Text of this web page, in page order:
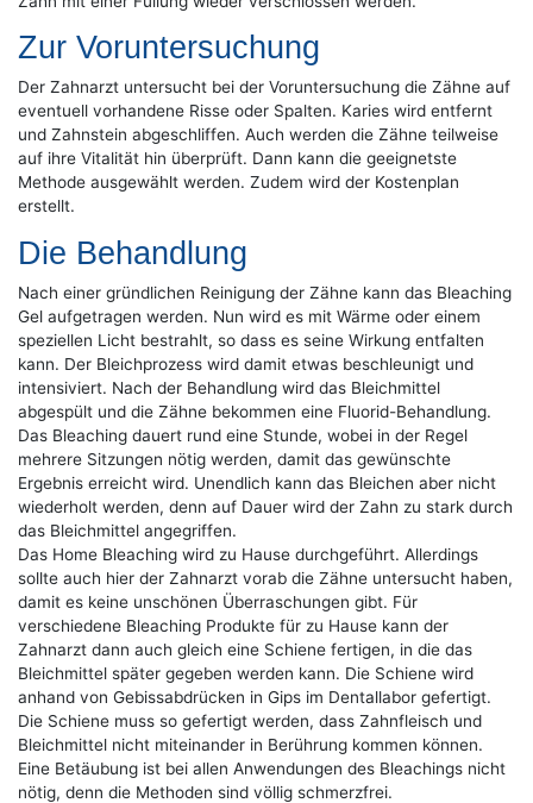
Zur Voruntersuchung
Der Zahnarzt untersucht bei der Voruntersuchung die Zähne auf
eventuell vorhandene Risse oder Spalten. Karies wird entfernt
und Zahnstein abgeschliffen. Auch werden die Zähne teilweise
auf ihre Vitalität hin überprüft. Dann kann die geeignetste
Methode ausgewählt werden. Zudem wird der Kostenplan
erstellt.
Die Behandlung
Nach einer gründlichen Reinigung der Zähne kann das Bleaching
Gel aufgetragen werden. Nun wird es mit Wärme oder einem
speziellen Licht bestrahlt, so dass es seine Wirkung entfalten
kann. Der Bleichprozess wird damit etwas beschleunigt und
intensiviert. Nach der Behandlung wird das Bleichmittel
abgespült und die Zähne bekommen eine Fluorid-Behandlung.
Das Bleaching dauert rund eine Stunde, wobei in der Regel
mehrere Sitzungen nötig werden, damit das gewünschte
Ergebnis erreicht wird. Unendlich kann das Bleichen aber nicht
wiederholt werden, denn auf Dauer wird der Zahn zu stark durch
das Bleichmittel angegriffen.
Das Home Bleaching wird zu Hause durchgeführt. Allerdings
sollte auch hier der Zahnarzt vorab die Zähne untersucht haben,
damit es keine unschönen Überraschungen gibt. Für
verschiedene Bleaching Produkte für zu Hause kann der
Zahnarzt dann auch gleich eine Schiene fertigen, in die das
Bleichmittel später gegeben werden kann. Die Schiene wird
anhand von Gebissabdrücken in Gips im Dentallabor gefertigt.
Die Schiene muss so gefertigt werden, dass Zahnfleisch und
Bleichmittel nicht miteinander in Berührung kommen können.
Eine Betäubung ist bei allen Anwendungen des Bleachings nicht
nötig, denn die Methoden sind völlig schmerzfrei.